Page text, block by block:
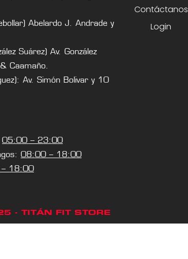
Abelardo J. Andrade y
Suárez) Av. González
Caamaño.
Av. Simón Bolivar y 10
05:00 – 23:00
08:00 – 18:00
18:00
Contáctanos
Login
- TITÁN FIT STORE